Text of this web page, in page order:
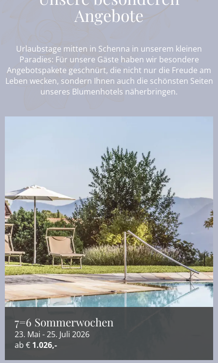
Angebote
Urlaubstage mitten in Schenna in unserem kleinen
Paradies: Für unsere Gäste haben wir besondere
Angebotspakete geschnürt, die nicht nur die Freude am
Leben wecken, sondern Ihnen auch die schönsten Seiten
unseres Blumenhotels näherbringen.
7=6 Sommerwochen
23. Mai - 25. Juli 2026
ab € 1.026,-